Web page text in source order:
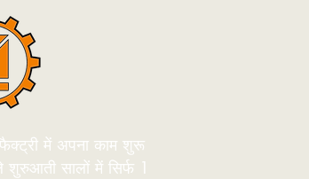
में अपना काम शुरू
सालों में सिर्फ 1